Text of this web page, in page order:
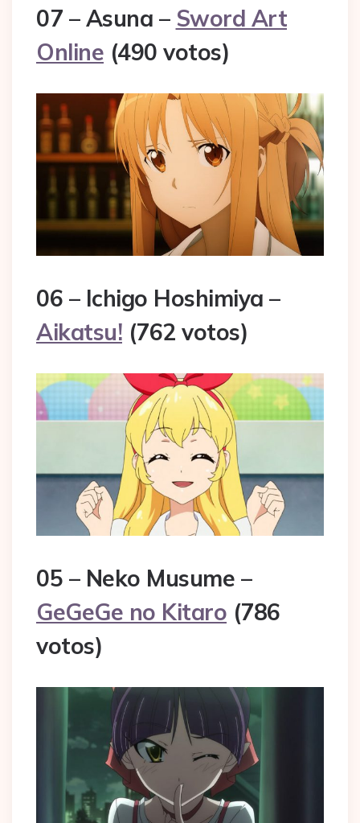
07 – Asuna – Sword Art
Online (490 votos)
06 – Ichigo Hoshimiya –
Aikatsu! (762 votos)
05 – Neko Musume –
GeGeGe no Kitaro (786
votos)